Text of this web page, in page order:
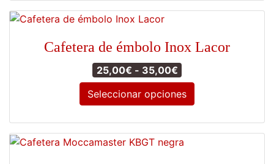
Cafetera de émbolo Inox Lacor
25,00€ - 35,00€Rango de precios:
Seleccionar opciones
producto
tiene